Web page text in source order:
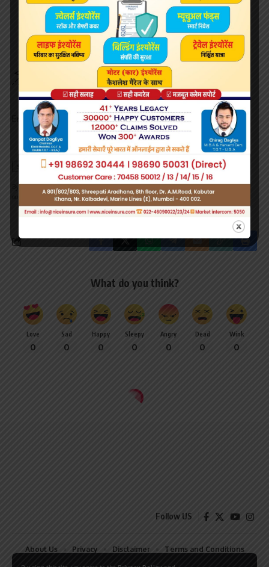
Sign Up For Daily Newsletter
Be keep up! Get the latest breaking news delivered
straight to your inbox.
Email address:
By signing up, you agree to ourTerms of Useand acknowledge the data practices in
Privacy Policy. You may unsubscribe at any time.
What do you think?
Love
0
Sad
0
Happy
0
Sleepy
0
Angry
0
Dead
0
Wink
0
Follow US
About Us Privacy Disclaimer
Terms and Conditions